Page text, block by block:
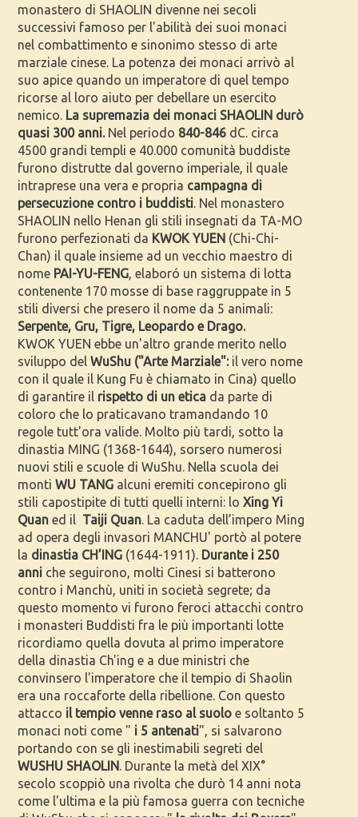
monastero di SHAOLIN divenne nei secoli
successivi famoso per l'abilità dei suoi monaci
nel combattimento e sinonimo stesso di arte
marziale cinese. La potenza dei monaci arrivò al
suo apice quando un imperatore di quel tempo
ricorse al loro aiuto per debellare un esercito
nemico. La supremazia dei monaci SHAOLIN durò
quasi 300 anni.Nel periodo 840-846 dC. circa
4500 grandi templi e 40.000 comunità buddiste
furono distrutte dal governo imperiale, il quale
intraprese una vera e propria campagna di
persecuzione contro i buddisti. Nel monastero
SHAOLIN nello Henan gli stili insegnati da TA-MO
furono perfezionati da KWOK YUEN (Chi-Chi-
Chan) il quale insieme ad un vecchio maestro di
nome PAI-YU-FENG, elaboró un sistema di lotta
contenente 170 mosse di base raggruppate in 5
stili diversi che presero il nome da 5 animali:
Serpente, Gru, Tigre, Leopardo e Drago.
KWOK YUEN ebbe un'altro grande merito nello
sviluppo delWuShu ("Arte Marziale": il vero nome
con il quale il Kung Fu è chiamato in Cina) quello
di garantire il rispetto di un etica da parte di
coloro che lo praticavano tramandando 10
regole tutt'ora valide. Molto più tardi, sotto la
dinastia MING (1368-1644), sorsero numerosi
nuovi stili e scuole di WuShu. Nella scuola dei
montiWU TANG alcuni eremiti concepirono gli
stili capostipite di tutti quelli interni: loXing Yi
Quan ed il Taiji Quan. La caduta dell’impero Ming
ad opera degli invasori MANCHU' portò al potere
la dinastia CH’ING (1644-1911). Durante i 250
anni che seguirono, molti Cinesi si batterono
contro i Manchù, uniti in società segrete; da
questo momento vi furono feroci attacchi contro
i monasteri Buddisti fra le più importanti lotte
ricordiamo quella dovuta al primo imperatore
della dinastia Ch'ing e a due ministri che
convinsero l'imperatore che il tempio di Shaolin
era una roccaforte della ribellione. Con questo
attacco il tempio venne raso al suolo e soltanto 5
monaci noti come " i 5 antenati", si salvarono
portando con se gli inestimabili segreti del
WUSHU SHAOLIN. Durante la metà del XIX°
secolo scoppiò una rivolta che durò 14 anni nota
come l'ultima e la più famosa guerra con tecniche